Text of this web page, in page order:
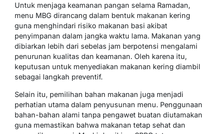
Untuk menjaga keamanan pangan selama Ramadan,
menu MBG dirancang dalam bentuk makanan kering
guna menghindari risiko makanan basi akibat
penyimpanan dalam jangka waktu lama. Makanan yang
dibiarkan lebih dari sebelas jam berpotensi mengalami
penurunan kualitas dan keamanan. Oleh karena itu,
keputusan untuk menyediakan makanan kering diambil
sebagai langkah preventif.
Selain itu, pemilihan bahan makanan juga menjadi
perhatian utama dalam penyusunan menu. Penggunaan
bahan-bahan alami tanpa pengawet buatan diutamakan
guna memastikan bahwa makanan tetap sehat dan